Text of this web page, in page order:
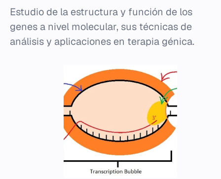
Estudio de la estructura y función de los
genes a nivel molecular, sus técnicas de
análisis y aplicaciones en terapia génica.